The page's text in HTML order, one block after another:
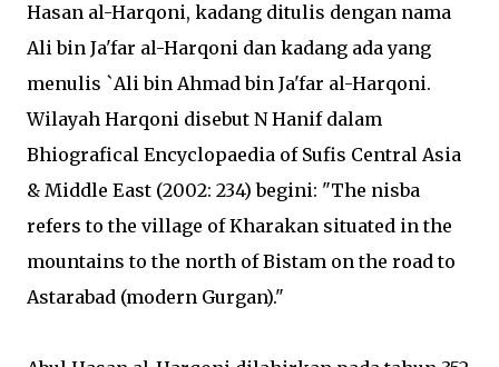
Hasan al-Harqoni, kadang ditulis dengan nama
Ali bin Ja'far al-Harqoni dan kadang ada yang
menulis `Ali bin Ahmad bin Ja'far al-Harqoni.
Wilayah Harqoni disebut N Hanif dalam
Bhiografical Encyclopaedia of Sufis Central Asia
& Middle East (2002: 234) begini: "The nisba
refers to the village of Kharakan situated in the
mountains to the north of Bistam on the road to
Astarabad (modern Gurgan)."